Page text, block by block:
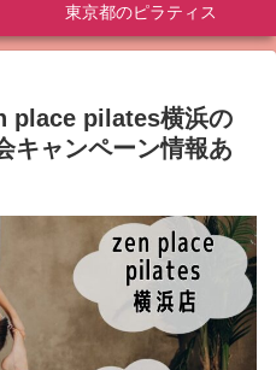
東京都のピラティス
place pilates横浜の
キャンペーン情報あ